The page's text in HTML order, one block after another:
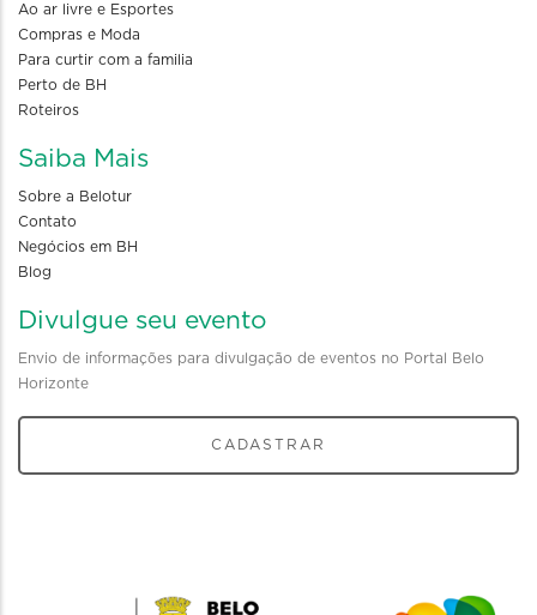
Ao ar livre e Esportes
Compras e Moda
Para curtir com a familia
Perto de BH
Roteiros
Saiba Mais
Sobre a Belotur
Contato
Negócios em BH
Blog
Divulgue seu evento
Envio de informações para divulgação de eventos no Portal Belo
Horizonte
CADASTRAR